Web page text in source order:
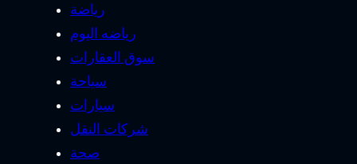
رياضة
رياضه اليوم
سوق العقارات
سياحة
سيارات
شركات النقل
صحة